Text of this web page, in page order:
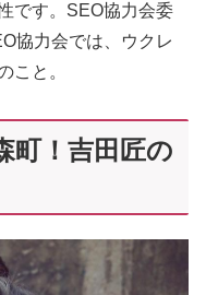
です。SEO協力会委
協力会では、ウクレ
こと。
町！吉田匠の